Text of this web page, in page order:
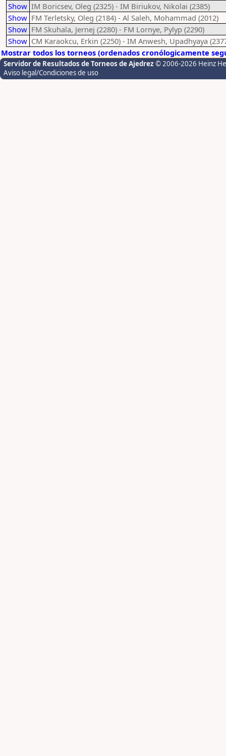
Show IM Boricsev, Oleg (2325) - IM Biriukov, Nikolai (2385)
Show FM Terletsky, Oleg (2184) - Al Saleh, Mohammad (2012)
Show FM Skuhala, Jernej (2280) - FM Lornye, Pylyp (2290)
Show CM Karaokcu, Erkin (2250) - IM Anwesh, Upadhyaya
Mostrar todos los torneos (ordenados cronólogicamente
Servidor de Resultados de Torneos de Ajedrez © 2006-2026 Heinz
Aviso legal/Condiciones de uso